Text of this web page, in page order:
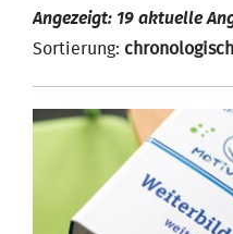
Angezeigt: 19 aktuelle
Sortierung: chronologisch